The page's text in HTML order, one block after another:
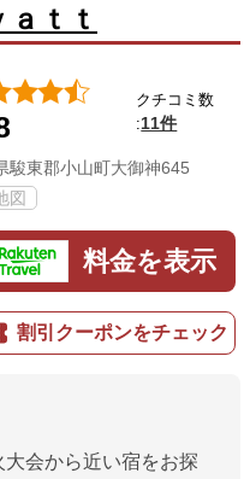
ｔｔ
クチコミ数
:11件
駿東郡小山町大御神645
図
料金を表示
割引クーポンをチェック
会から近い宿をお探